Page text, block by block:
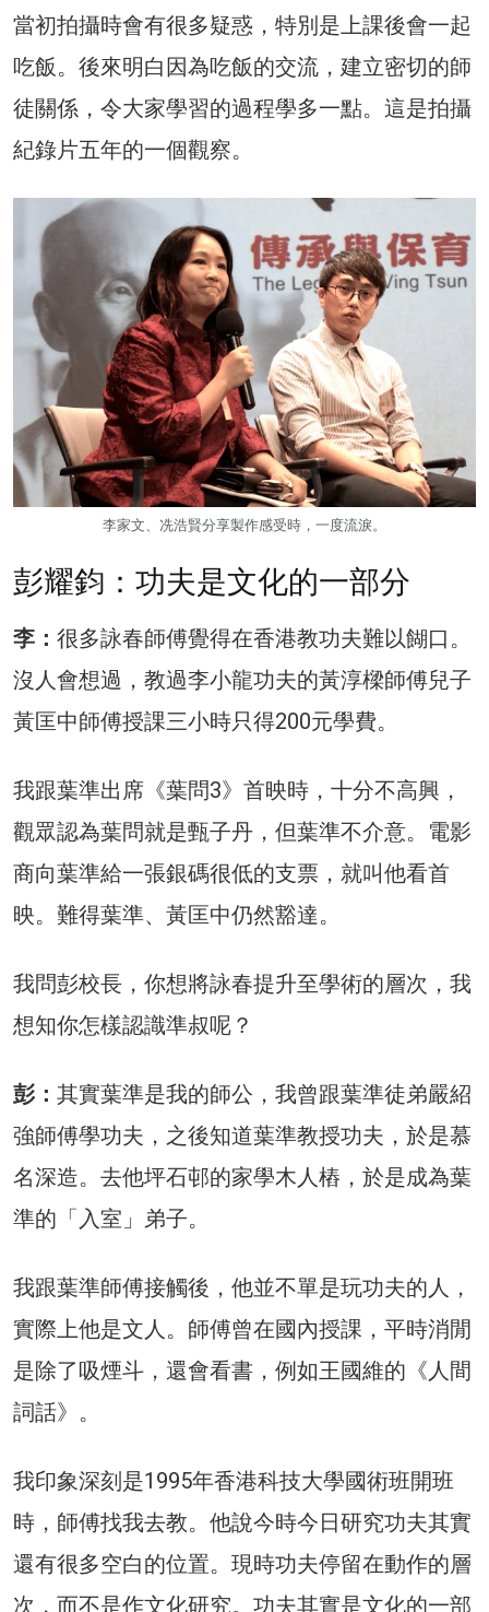
當初拍攝時會有很多疑惑，特別是上課後會一起
吃飯。後來明白因為吃飯的交流，建立密切的師
徒關係，令大家學習的過程學多一點。這是拍攝
紀錄片五年的一個觀察。
李家文、冼浩賢分享製作感受時，一度流淚。
彭耀鈞：功夫是文化的一部分
李： 很多詠春師傅覺得在香港教功夫難以餬口。
沒人會想過，教過李小龍功夫的黃淳樑師傅兒子
黃匡中師傅授課三小時只得200元學費。
我跟葉準出席《葉問3》首映時，十分不高興，
觀眾認為葉問就是甄子丹，但葉準不介意。電影
商向葉準給一張銀碼很低的支票，就叫他看首
映。難得葉準、黃匡中仍然豁達。
我問彭校長，你想將詠春提升至學術的層次，我
想知你怎樣認識準叔呢？
彭： 其實葉準是我的師公，我曾跟葉準徒弟嚴紹
強師傅學功夫，之後知道葉準教授功夫，於是慕
名深造。去他坪石邨的家學木人樁，於是成為葉
準的「入室」弟子。
我跟葉準師傅接觸後，他並不單是玩功夫的人，
實際上他是文人。師傅曾在國內授課，平時消閒
是除了吸煙斗，還會看書，例如王國維的《人間
詞話》。
我印象深刻是1995年香港科技大學國術班開班
時，師傅找我去教。他說今時今日研究功夫其實
還有很多空白的位置。現時功夫停留在動作的層
次，而不是作文化研究。功夫其實是文化的一部